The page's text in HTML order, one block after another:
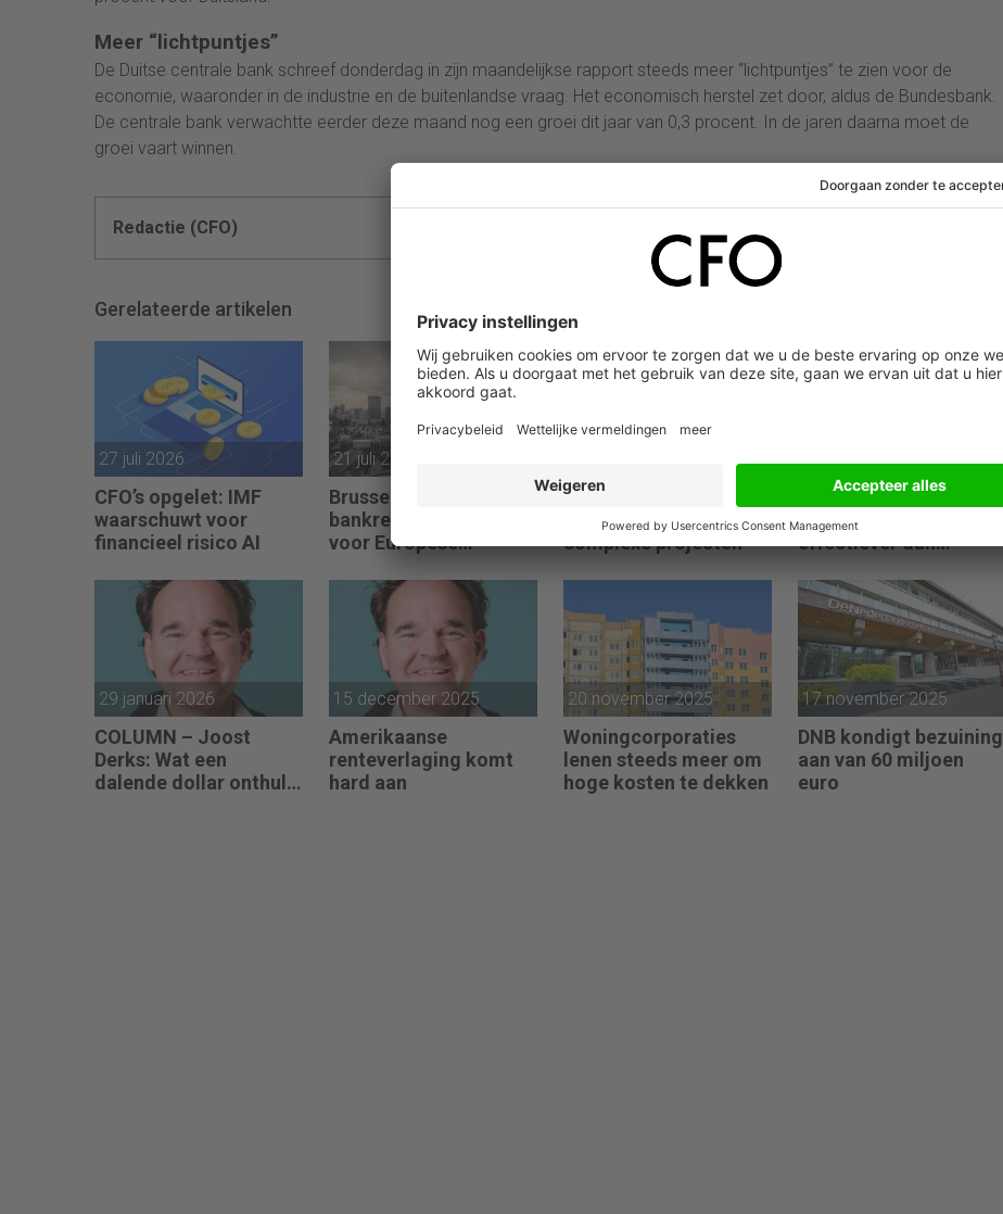
Meer “lichtpuntjes”
De Duitse centrale bank schreef donderdag in zijn maandelijkse rapport steeds meer “lichtpuntjes” te zien voor de
economie, waaronder in de industrie en de buitenlandse vraag. Het economisch herstel zet door, aldus de Bundesbank.
De centrale bank verwachtte eerder deze maand nog een groei dit jaar van 0,3 procent. In de jaren daarna moet de
groei vaart winnen.
Redactie (CFO)
Gerelateerde artikelen
27 juli 2026
CFO’s opgelet: IMF
waarschuwt voor
financieel risico AI
21 juli 2026
Brussel wil nationale
bankregels schrappen
voor Europese
Invest-NL stapt in
financiering van
complexe projecten
23 mei 2026
DNB: gerichte
keteninterventies
effectiever dan
inflatieschokken
29 januari 2026
COLUMN – Joost
Derks: Wat een
dalende dollar onthult
15 december 2025
Amerikaanse
renteverlaging komt
hard aan
20 november 2025
Woningcorporaties
lenen steeds meer om
hoge kosten te dekken
17 november 2025
DNB kondigt bezuining
aan van 60 miljoen
euro